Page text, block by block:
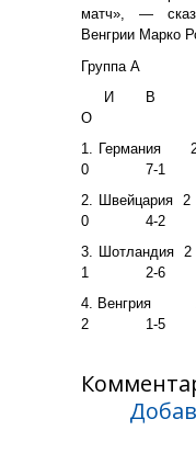
матч», —
Венгрии Марко
Группа А
И
В
О
1. Германия
0
7-1
2. Швейцария
2
0
4-2
3. Шотландия
2
1
2-6
4. Венгрия
2
1-5